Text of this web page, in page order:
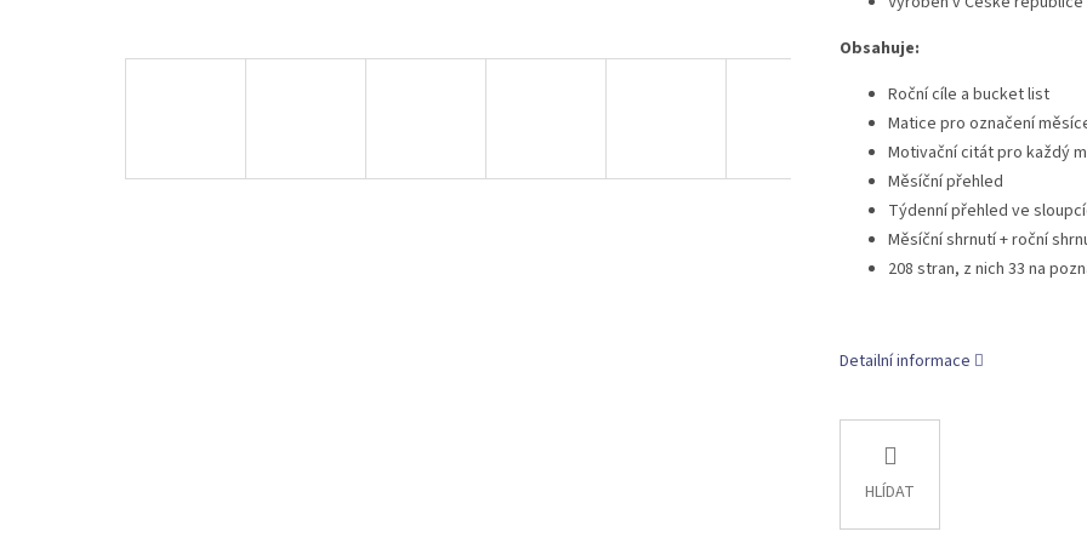
Obsahuje:
Roční cíle a bucket list
Matice pro označení
Motivační citát pro každý
Měsíční přehled
Týdenní přehled ve
Měsíční shrnutí + roční
208 stran, z nich 33 na
Detailní informace
HLÍDAT